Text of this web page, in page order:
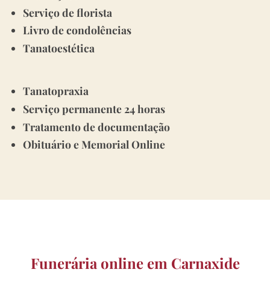
Serviço de florista
Livro de condolências
Tanatoestética
Tanatopraxia
Serviço permanente 24 horas
Tratamento de documentação
Obituário e Memorial Online
Funerária online em Carnaxide